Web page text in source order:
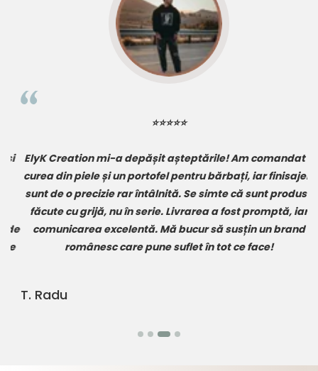
T. Radu
⭐⭐⭐⭐⭐
ElyK Creation mi-a depășit așteptările! Am comandat o
curea din pieleși unportofel pentru bărbați, iar finisajele
sunt de o precizie rar întâlnită. Se simte că sunt produse
făcute cu grijă, nu în serie. Livrarea a fost promptă, iar
comunicarea excelentă. Mă bucur să susțin un brand
românesc care pune suflet în tot ce face!